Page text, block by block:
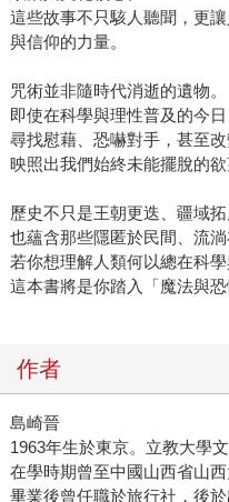
這些故事不只駭人聽聞，更
與信仰的力量。
咒術並非隨時代消逝的遺物。
即使在科學與理性普及的今
尋找慰藉、恐嚇對手，甚至
映照出我們始終未能擺脫的欲
歷史不只是王朝更迭、疆域拓
也蘊含那些隱匿於民間、流
若你想理解人類何以總在科
這本書將是你踏入「魔法與恐
作者
島崎晉
1963年生於東京。立教大學
在學時期曾至中國山西省山西
畢業後曾任職於旅行社，後